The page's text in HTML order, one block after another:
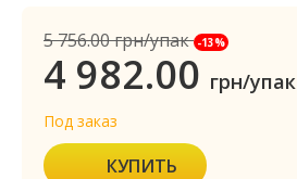
5 756.00грн/упак -13%
4 982.00 грн/упак
Под заказ
КУПИТЬ